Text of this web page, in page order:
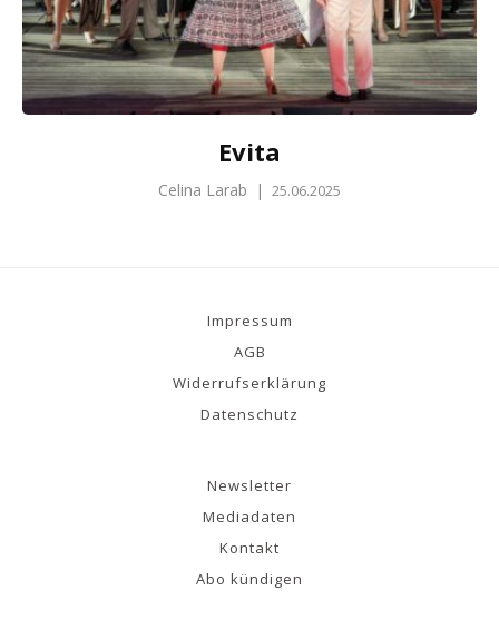
Evita
Celina Larab | 25.06.2025
Impressum
AGB
Widerrufserklärung
Datenschutz
Newsletter
Mediadaten
Kontakt
Abo kündigen